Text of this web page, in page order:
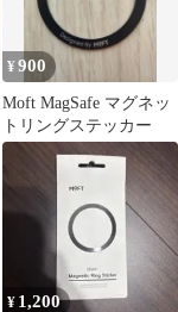
¥900
Moft MagSafe マグネッ
トリングステッカー
¥ 1,200